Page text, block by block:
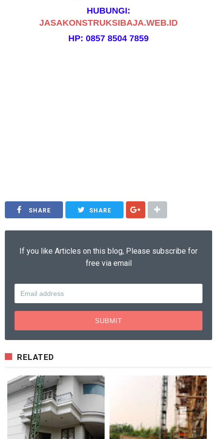
HUBUNGI:
JASAKONSTRUKSIBAJA.WEB.ID
HP: 0857 8504 7859
SHARE SHARE
If you like Articles on this blog, Please subscribe for
free via email
RELATED